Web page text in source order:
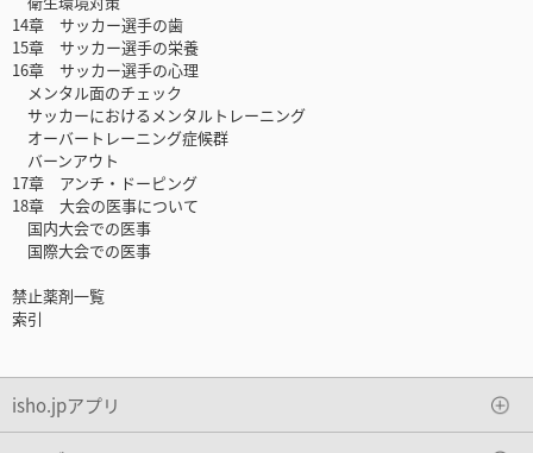
14章 サッカー選手の歯
15章 サッカー選手の栄養
16章 サッカー選手の心理
メンタル面のチェック
サッカーにおけるメンタルトレーニング
オーバートレーニング症候群
バーンアウト
17章 アンチ・ドーピング
18章 大会の医事について
国内大会での医事
国際大会での医事
禁止薬剤一覧
索引
isho.jpアプリ